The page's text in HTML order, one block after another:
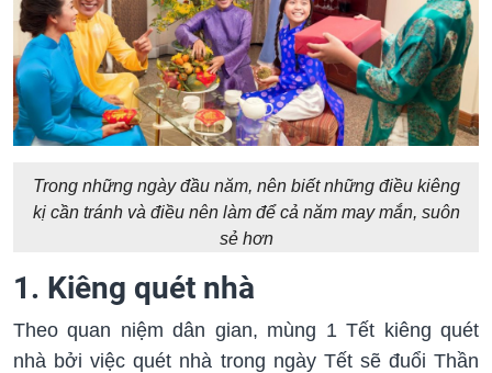
Trong những ngày đầu năm, nên biết những điều kiêng
kị cần tránh và điều nên làm để cả năm may mắn, suôn
sẻ hơn
1. Kiêng quét nhà
Theo quan niệm dân gian, mùng 1 Tết kiêng quét
nhà bởi việc quét nhà trong ngày Tết sẽ đuổi Thần